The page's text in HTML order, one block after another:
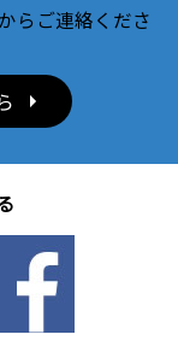
らご連絡くださ